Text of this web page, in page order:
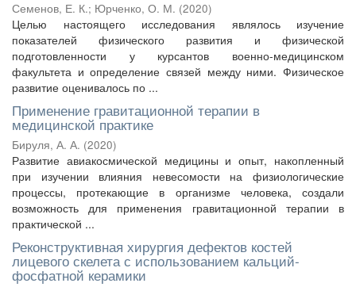
Семенов, Е. К.; Юрченко, О. М. (2020)
Целью настоящего исследования являлось изучение
показателей физического развития и физической
подготовленности у курсантов военно-медицинском
факультета и определение связей между ними. Физическое
развитие оценивалось по ...
Применение гравитационной терапии в
медицинской практике
Бируля, А. А. (2020)
Развитие авиакосмической медицины и опыт, накопленный
при изучении влияния невесомости на физиологические
процессы, протекающие в организме человека, создали
возможность для применения гравитационной терапии в
практической ...
Реконструктивная хирургия дефектов костей
лицевого скелета с использованием кальций-
фосфатной керамики